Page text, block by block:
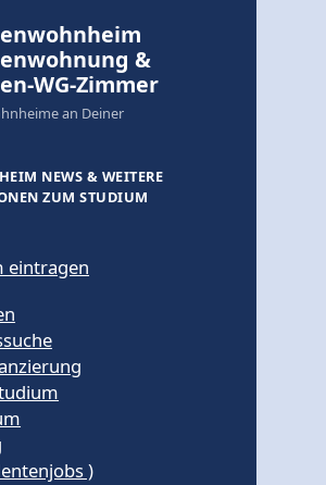
&
WG-Zimmer
an Deiner
NEWS & WEITERE
ZUM STUDIUM
eintragen
)